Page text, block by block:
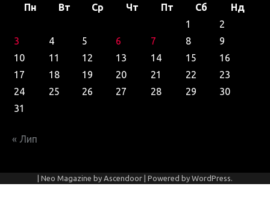
Пн
Вт Ср Чт Пт Сб
Нд
1
2
3
4 5 6 7 8
9
10
11 12 13 14 15
16
17
18 19 20 21 22
23
24
25 26 27 28 29
30
31
« Лип
| Neo Magazine by Ascendoor | Powered by WordPress